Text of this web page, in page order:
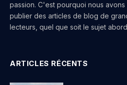
passion. C'est pourquoi nous
publier des articles de blog de
lecteurs, quel que soit le sujet
ARTICLES RÉCENTS